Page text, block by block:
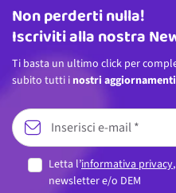
Indirizzo email
Non perderti nulla!
Iscriviti alla nostra
Ti basta un ultimo click per
subito tutti i nostri aggiornamenti
Letta l’informativa privacy
newsletter e/o DEM